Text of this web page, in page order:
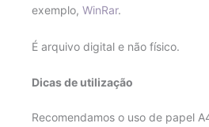
exemplo, WinRar.
É arquivo digital e não físico.
Dicas de utilização
Recomendamos o uso de papel